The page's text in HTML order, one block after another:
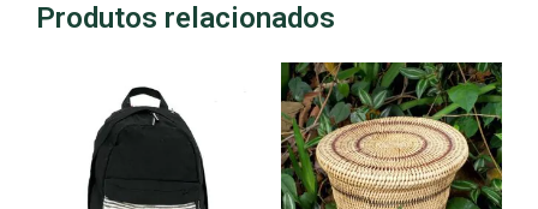
Produtos relacionados